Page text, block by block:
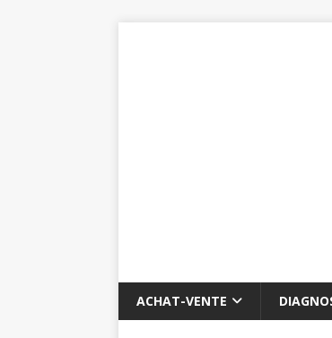
ACHAT-VENTE